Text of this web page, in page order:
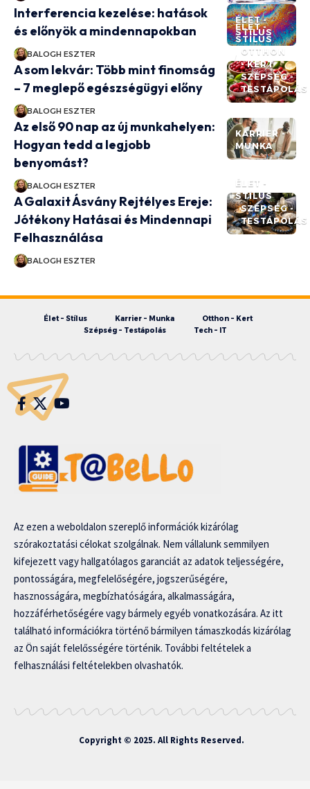
ÉLET -
STÍLUS
Interferencia kezelése: hatások
és előnyök a mindennapokban
BALOGH ESZTER
ÉLET -
STÍLUS
OTTHON
- KERT
SZÉPSÉG -
TESTÁPOLÁS
A som lekvár: Több mint finomság
– 7 meglepő egészségügyi előny
BALOGH ESZTER
KARRIER -
MUNKA
Az első 90 nap az új munkahelyen:
Hogyan tedd a legjobb
benyomást?
BALOGH ESZTER
ÉLET -
STÍLUS
SZÉPSÉG -
TESTÁPOLÁS
A Galaxit Ásvány Rejtélyes Ereje:
Jótékony Hatásai és Mindennapi
Felhasználása
BALOGH ESZTER
Élet – Stílus Karrier – Munka
Otthon – Kert
Szépség – Testápolás
Tech – IT
Az ezen a weboldalon szereplő információk kizárólag
szórakoztatási célokat szolgálnak. Nem vállalunk semmilyen
kifejezett vagy hallgatólagos garanciát az adatok teljességére,
pontosságára, megfelelőségére, jogszerűségére,
hasznosságára, megbízhatóságára, alkalmasságára,
hozzáférhetőségére vagy bármely egyéb vonatkozására. Az itt
található információkra történő bármilyen támaszkodás kizárólag
az Ön saját felelősségére történik. További feltételek a
felhasználási feltételekben olvashatók.
Copyright © 2025. All Rights Reserved.